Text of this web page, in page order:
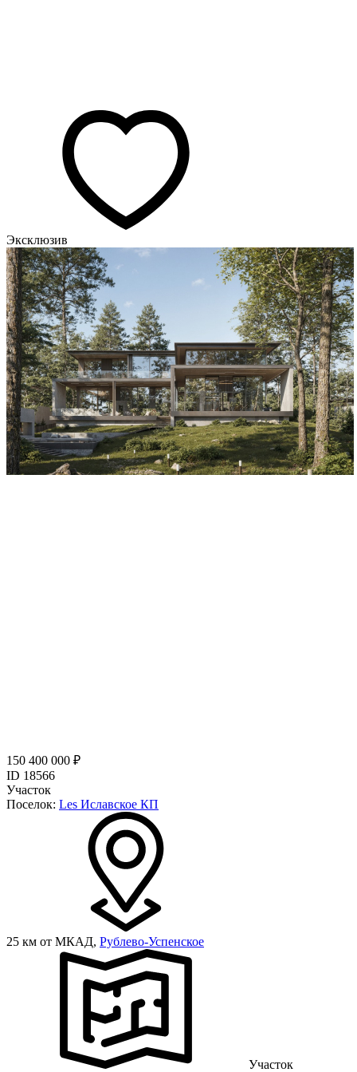
Эксклюзив
150 400 000 ₽
ID 18566
Участок
Поселок: Les Иславское КП
25 км от МКАД, Рублево-Успенское
Участок